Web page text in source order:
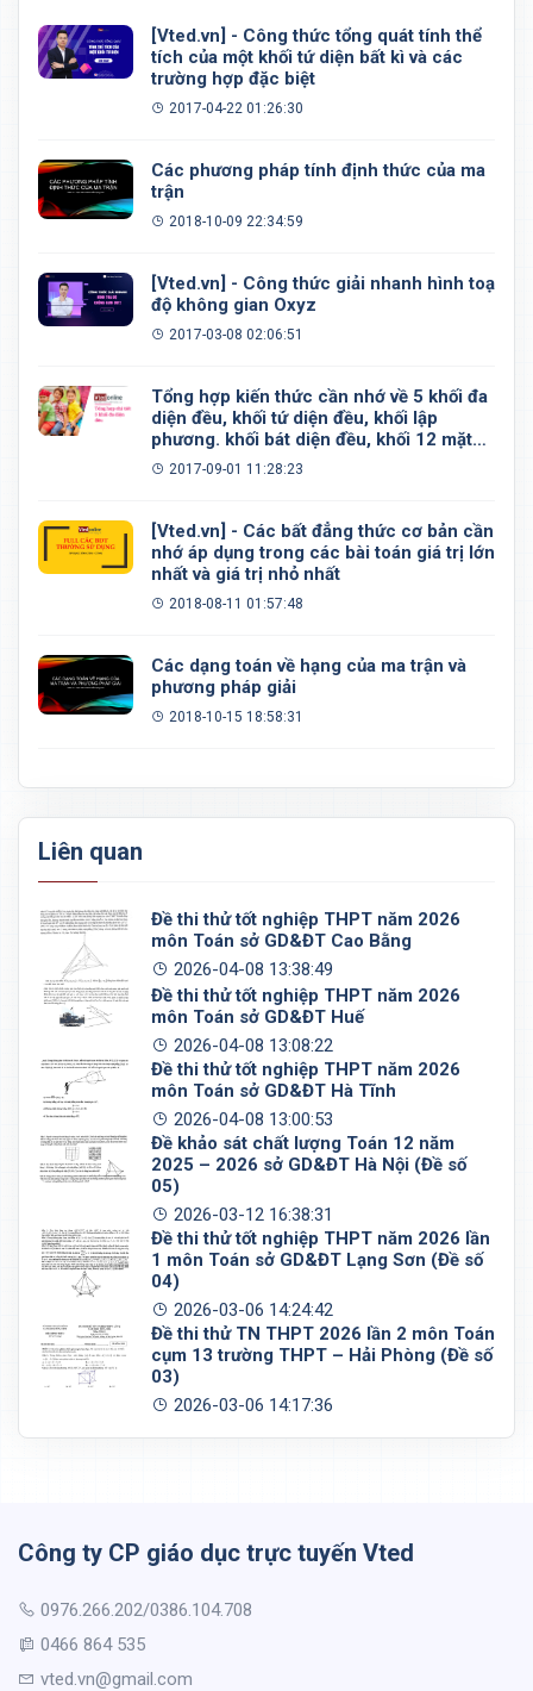
[Vted.vn] - Công thức tổng quát tính thể
tích của một khối tứ diện bất kì và các
trường hợp đặc biệt
2017-04-22 01:26:30
Các phương pháp tính định thức của ma
trận
2018-10-09 22:34:59
[Vted.vn] - Công thức giải nhanh hình toạ
độ không gian Oxyz
2017-03-08 02:06:51
Tổng hợp kiến thức cần nhớ về 5 khối đa
diện đều, khối tứ diện đều, khối lập
phương. khối bát diện đều, khối 12 mặt
đều, khối 20 mặt đều
2017-09-01 11:28:23
[Vted.vn] - Các bất đẳng thức cơ bản cần
nhớ áp dụng trong các bài toán giá trị lớn
nhất và giá trị nhỏ nhất
2018-08-11 01:57:48
Các dạng toán về hạng của ma trận và
phương pháp giải
2018-10-15 18:58:31
Liên quan
Đề thi thử tốt nghiệp THPT năm 2026
môn Toán sở GD&ĐT Cao Bằng
2026-04-08 13:38:49
Đề thi thử tốt nghiệp THPT năm 2026
môn Toán sở GD&ĐT Huế
2026-04-08 13:08:22
Đề thi thử tốt nghiệp THPT năm 2026
môn Toán sở GD&ĐT Hà Tĩnh
2026-04-08 13:00:53
Đề khảo sát chất lượng Toán 12 năm
2025 – 2026 sở GD&ĐT Hà Nội (Đề số
05)
2026-03-12 16:38:31
Đề thi thử tốt nghiệp THPT năm 2026 lần
1 môn Toán sở GD&ĐT Lạng Sơn (Đề số
04)
2026-03-06 14:24:42
Đề thi thử TN THPT 2026 lần 2 môn Toán
cụm 13 trường THPT – Hải Phòng (Đề số
03)
2026-03-06 14:17:36
Công ty CP giáo dục trực tuyến Vted
0976.266.202/0386.104.708
0466 864 535
vted.vn@gmail.com